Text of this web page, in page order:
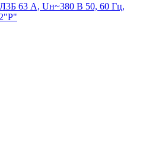
63 А, Uн~380 В 50, 60 Гц,